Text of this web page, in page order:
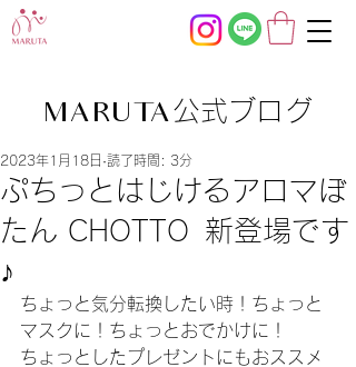
MARUTA公式ブログ
ぷちっとはじけるアロマぼ
たん CHOTTO 新登場です
♪
2023年1月18日 読了時間: 3分
ちょっと気分転換したい時！ちょっと
マスクに！ちょっとおでかけに！
ちょっとしたプレゼントにもおススメ